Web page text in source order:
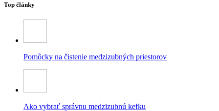
Top články
Pomôcky na čistenie medzizubných priestorov
Ako vybrať správnu medzizubnú kefku